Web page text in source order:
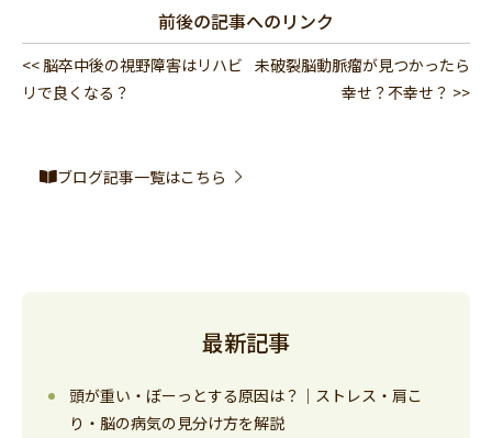
前後の記事へのリンク
<< 脳卒中後の視野障害はリハビ
リで良くなる？
未破裂脳動脈瘤が見つかったら
幸せ？不幸せ？ >>
ブログ記事一覧はこちら
最新記事
頭が重い・ぼーっとする原因は？｜ストレス・肩こ
り・脳の病気の見分け方を解説